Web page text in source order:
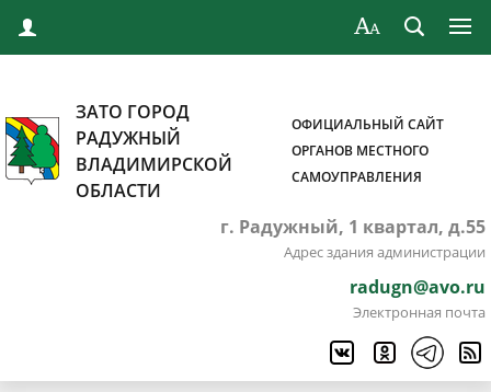
ЗАТО ГОРОД
РАДУЖНЫЙ
ВЛАДИМИРСКОЙ
ОБЛАСТИ
ОФИЦИАЛЬНЫЙ САЙТ
ОРГАНОВ МЕСТНОГО
САМОУПРАВЛЕНИЯ
г. Радужный, 1 квартал, д.55
Адрес здания администрации
radugn@avo.ru
Электронная почта